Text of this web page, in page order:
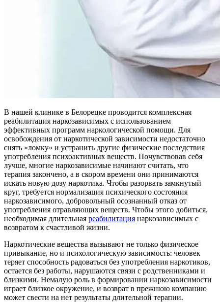
В нашей клинике в Белорецке проводится комплексная
реабилитация наркозависимых с использованием
эффективных программ наркологической помощи. Для
освобождения от наркотической зависимости недостаточно
снять «ломку» и устранить другие физические последствия
употребления психоактивных веществ. Почувствовав себя
лучше, многие наркозависимые начинают считать, что
терапия закончено, а в скором времени они принимаются
искать новую дозу наркотика. Чтобы разорвать замкнутый
круг, требуется нормализация психического состояния
наркозависимого, добровольный осознанный отказ от
употребления отравляющих веществ. Чтобы этого добиться,
необходимая длительная реабилитация наркозависимых с
возвратом к счастливой жизни.
Наркотические вещества вызывают не только физическое
привыкание, но и психологическую зависимость: человек
теряет способность радоваться без употребления наркотиков,
остается без работы, нарушаются связи с родственниками и
близкими. Немалую роль в формировании наркозависимости
играет близкое окружение, и возврат в прежнюю компанию
может свести на нет результаты длительной терапии.